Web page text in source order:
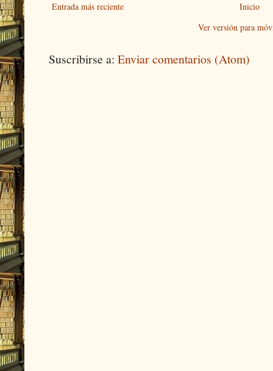
Entrada más reciente
Inicio
Ver versión para
Suscribirse a: Enviar comentarios (Atom)